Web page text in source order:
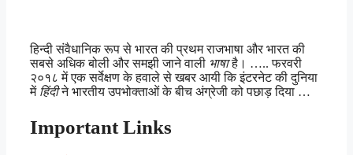
हिन्दी संवैधानिक रूप से भारत की प्रथम राजभाषा और भारत की
सबसे अधिक बोली और समझी जाने वाली भाषाहै। ….. फरवरी
२०१८ में एक सर्वेक्षण के हवाले से खबर आयी कि इंटरनेट की दुनिया
में हिंदीने भारतीय उपभोक्ताओं के बीच अंग्रेजी को पछाड़ दिया …
Important Links